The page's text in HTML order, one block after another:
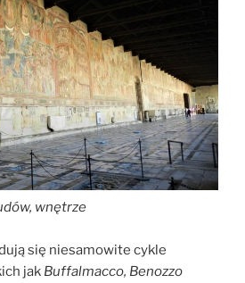
wnętrze
się niesamowite cykle
jak Buffalmacco, Benozzo